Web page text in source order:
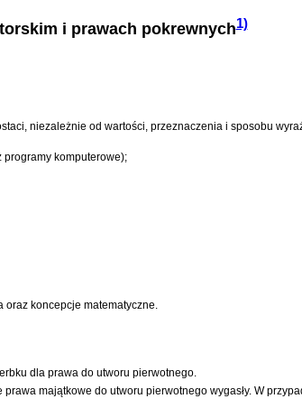
i prawach pokrewnych1)
niezależnie od wartości, przeznaczenia i sposobu
programy komputerowe);
oraz koncepcje matematyczne.
dla prawa do utworu pierwotnego.
majątkowe do utworu pierwotnego wygasły. W